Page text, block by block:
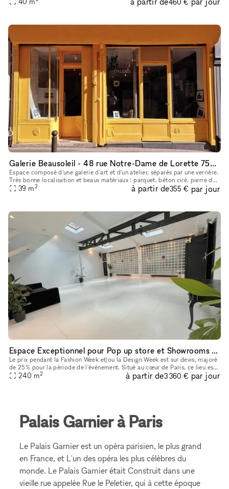
Galerie Beausoleil - 48 rue Notre-Dame de Lorette 75009 Pari
Espace composé d'une galerie d'art et d'un atelier, séparés par une verrière.
Très bonne localisation et beaux matériaux : parquet, béton ciré, pierre de
taille.
39 m2 à partir de355 € par jour
Espace Exceptionnel pour Pop up store et Showrooms à Montmartre
Le prix pendant la Fashion Week et/ou la Design Week est sur devis, majoré
de 25% pour la période de l'événement. Situé au cœur de Paris, ce lieu est
idéalement adapté pour des événements tels que co
240 m2 à partir de3 360 € par jour
Palais Garnier à Paris
Le Palais Garnier est un opéra parisien, le plus grand
en France, et L'un des opéra les plus célèbres du
monde. Le Palais Garnier était Construit dans une
vieille rue appelée Rue le Peletier, qui à cette époque